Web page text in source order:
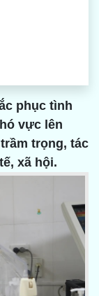
phục tình
vực lên
trọng, tác
xã hội.